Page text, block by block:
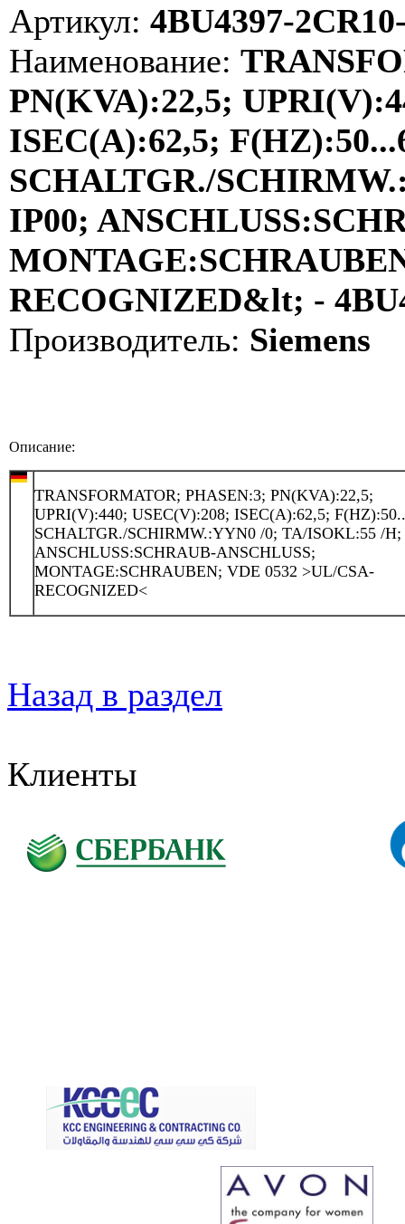
Артикул: 4BU4397-
Наименование:
PN(KVA):22,5;
ISEC(A):62,5;
SCHALTGR./
IP00;
RECOGNIZED&lt; -
Производитель: Siemens
Описание:
TRANSFORMATOR; PHASEN:3; PN(KVA):22,5;
UPRI(V):440; USEC(V):208; ISEC(A):62,5;
SCHALTGR./SCHIRMW.:YYN0 /0; TA/ISOKL:55 /H;
ANSCHLUSS:SCHRAUB-ANSCHLUSS;
MONTAGE:SCHRAUBEN; VDE 0532 >UL/CSA-
RECOGNIZED<
Назад в раздел
Клиенты